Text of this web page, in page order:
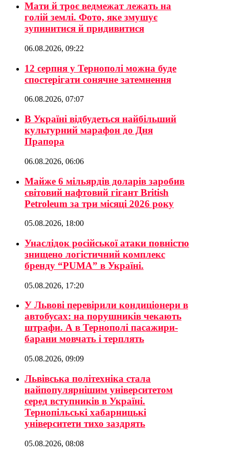
Мати й троє ведмежат лежать на
голій землі. Фото, яке змушує
зупинитися й придивитися
06.08.2026, 09:22
12 серпня у Тернополі можна буде
спостерігати сонячне затемнення
06.08.2026, 07:07
В Україні відбудеться найбільший
культурний марафон до Дня
Прапора
06.08.2026, 06:06
Майже 6 мільярдів доларів заробив
світовий нафтовий гігант British
Petroleum за три місяці 2026 року
05.08.2026, 18:00
Унаслідок російської атаки повністю
знищено логістичний комплекс
бренду “PUMA” в Україні.
05.08.2026, 17:20
У Львові перевірили кондиціонери в
автобусах: на порушників чекають
штрафи. А в Тернополі пасажири-
барани мовчать і терплять
05.08.2026, 09:09
Львівська політехніка стала
найпопулярнішим університетом
серед вступників в Україні.
Тернопільські хабарницькі
університети тихо заздрять
05.08.2026, 08:08